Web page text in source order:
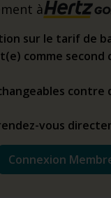
à
sur le tarif de
comme second
vous
Connexion